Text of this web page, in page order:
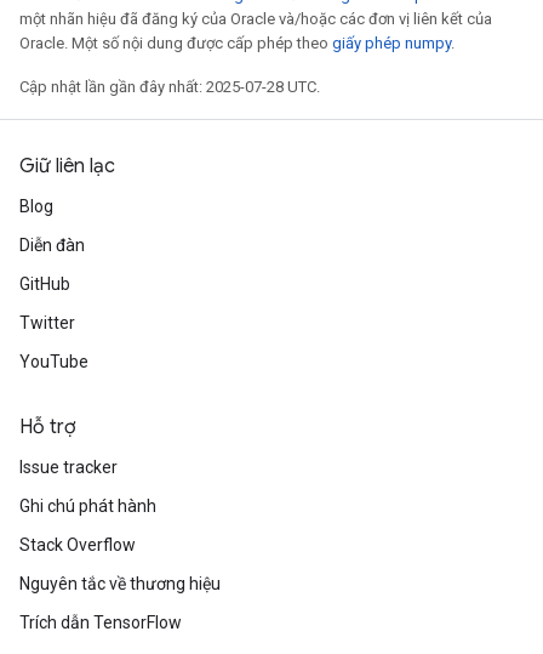
một nhãn hiệu đã đăng ký của Oracle và/hoặc các đơn vị liên kết của
Oracle. Một số nội dung được cấp phép theo giấy phép numpy.
Cập nhật lần gần đây nhất: 2025-07-28 UTC.
Giữ liên lạc
Blog
Diễn đàn
GitHub
Twitter
YouTube
Hỗ trợ
Issue tracker
Ghi chú phát hành
Stack Overflow
Nguyên tắc về thương hiệu
Trích dẫn TensorFlow